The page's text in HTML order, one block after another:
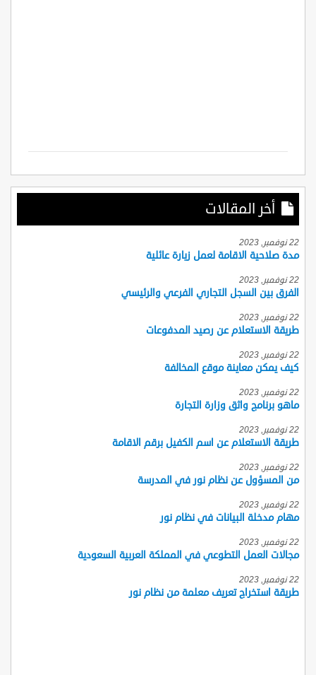
أخر المقالات
22 نوفمبر, 2023
مدة صلاحية الاقامة لعمل زيارة عائلية
22 نوفمبر, 2023
الفرق بين السجل التجاري الفرعي والرئيسي
22 نوفمبر, 2023
طريقة الاستعلام عن رصيد المدفوعات
22 نوفمبر, 2023
كيف يمكن معاينة موقع المخالفة
22 نوفمبر, 2023
ماهو برنامج واثق وزارة التجارة
22 نوفمبر, 2023
طريقة الاستعلام عن اسم الكفيل برقم الاقامة
22 نوفمبر, 2023
من المسؤول عن نظام نور في المدرسة
22 نوفمبر, 2023
مهام مدخلة البيانات في نظام نور
22 نوفمبر, 2023
مجالات العمل التطوعي في المملكة العربية السعودية
22 نوفمبر, 2023
طريقة استخراج تعريف معلمة من نظام نور